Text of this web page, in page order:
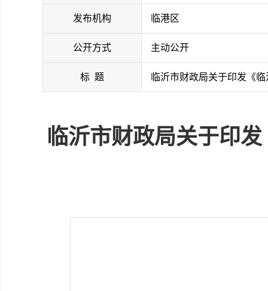
发布机构 临港区
公开方式 主动公开
标 题 临沂市财政局关于印发《
临沂市财政局关于印